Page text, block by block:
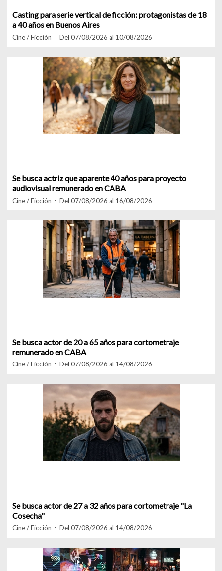
Casting para serie vertical de ficción: protagonistas de 18
a 40 años en Buenos Aires
Cine / Ficción Del 07/08/2026 al 10/08/2026
Se busca actriz que aparente 40 años para proyecto
audiovisual remunerado en CABA
Cine / Ficción Del 07/08/2026 al 16/08/2026
Se busca actor de 20 a 65 años para cortometraje
remunerado en CABA
Cine / Ficción Del 07/08/2026 al 14/08/2026
Se busca actor de 27 a 32 años para cortometraje "La
Cosecha"
Cine / Ficción Del 07/08/2026 al 14/08/2026